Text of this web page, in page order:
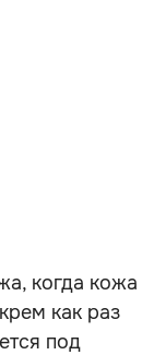
когда кожа
как раз
под